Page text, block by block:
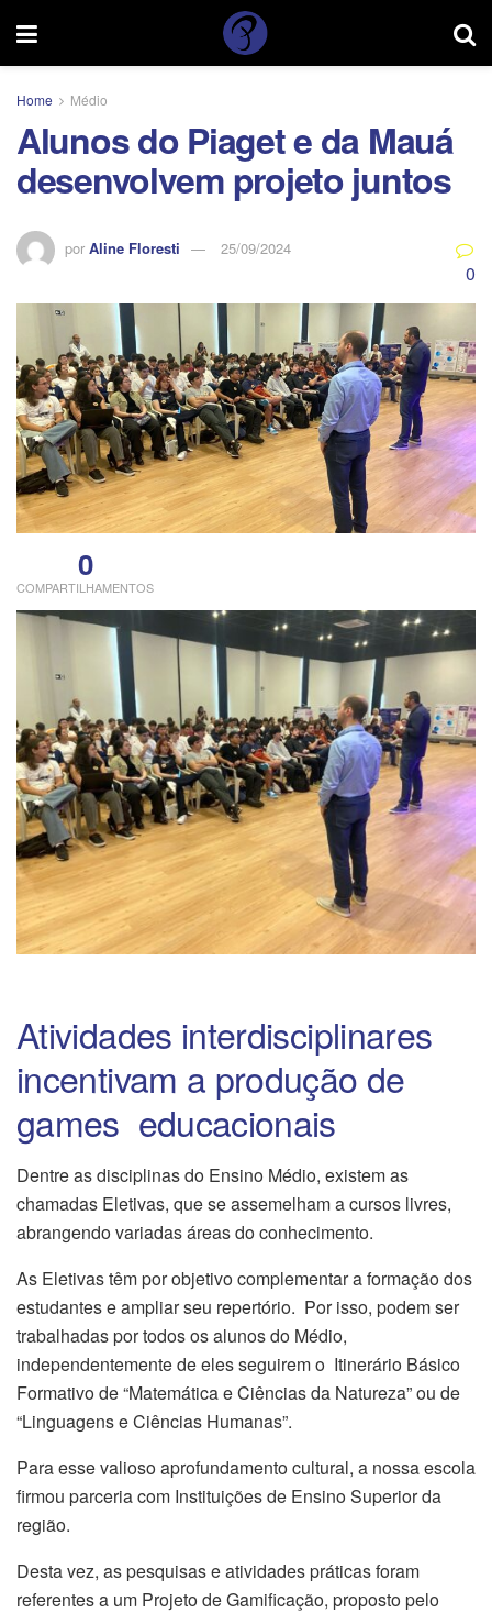
Home Médio
Alunos do Piaget e da Mauá
desenvolvem projeto juntos
por Aline Floresti 25/09/2024
0
0
COMPARTILHAMENTOS
Atividades interdisciplinares
incentivam a produção de
games educacionais
Dentre as disciplinas do Ensino Médio, existem as
chamadas Eletivas, que se assemelham a cursos livres,
abrangendo variadas áreas do conhecimento.
As Eletivas têm por objetivo complementar a formação dos
estudantes e ampliar seu repertório. Por isso, podem ser
trabalhadas por todos os alunos do Médio,
independentemente de eles seguirem o Itinerário Básico
Formativo de “Matemática e Ciências da Natureza” ou de
“Linguagens e Ciências Humanas”.
Para esse valioso aprofundamento cultural, a nossa escola
firmou parceria com Instituições de Ensino Superior da
região.
Desta vez, as pesquisas e atividades práticas foram
referentes a um Projeto de Gamificação, proposto pelo